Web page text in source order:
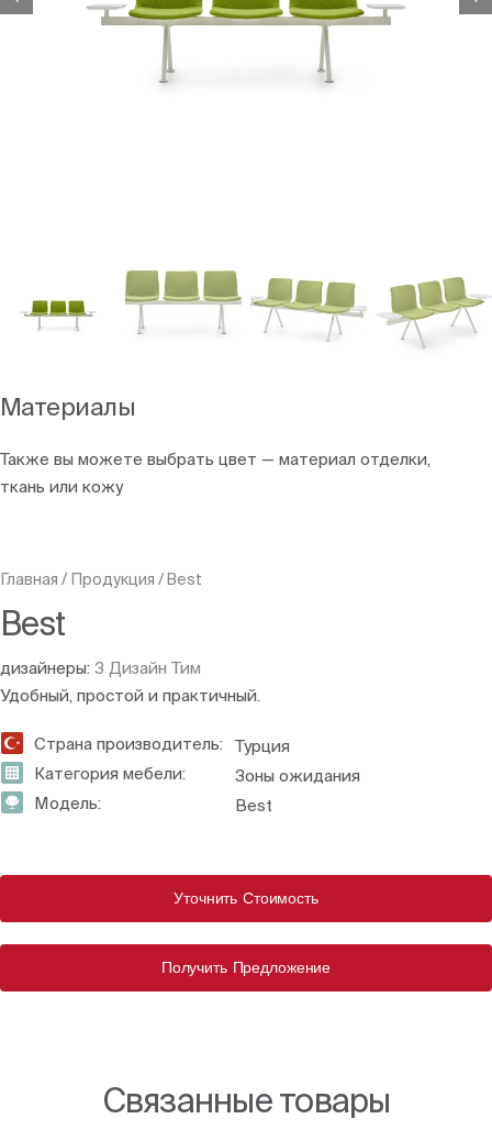
Материалы
Также вы можете выбрать цвет — материал отделки,
ткань или кожу
Главная / Продукция / Best
Best
дизайнеры: З Дизайн Тим
Удобный, простой и практичный.
Страна производитель:
Турция
Категория мебели:
Зоны ожидания
Модель:
Best
Уточнить Стоимость
Получить Предложение
Связанные товары